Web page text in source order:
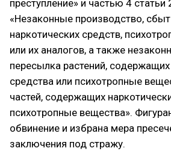
преступление» и частью 4
«Незаконные производство,
наркотических средств,
или их аналогов, а также
пересылка растений,
средства или психотропные
частей, содержащих
психотропные вещества».
обвинение и избрана мера
заключения под стражу.